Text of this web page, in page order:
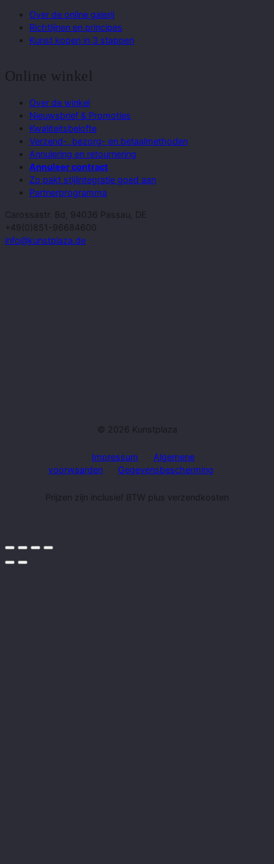
Over de online galerij
Richtlijnen en principes
Kunst kopen in 3 stappen
Online winkel
Over de winkel
Nieuwsbrief & Promoties
Kwaliteitsbelofte
Verzend-, bezorg- en betaalmethoden
Annulering en retournering
Annuleer contract
Zo pakt stijlintegratie goed aan
Partnerprogramma
Carossastr. 8d, 94036 Passau, DE
+49(0)851-96684600
info@kunstplaza.de
© 2026 Kunstplaza
Impressum
Algemene
voorwaarden
Gegevensbescherming
Prijzen zijn inclusief BTW plus verzendkosten